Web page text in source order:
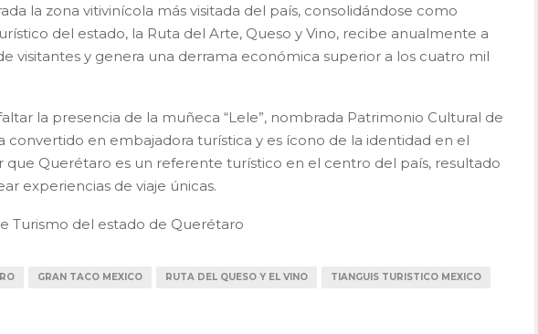
la zona vitivinícola más visitada del país, consolidándose como
del estado, la Ruta del Arte, Queso y Vino, recibe anualmente a
visitantes y genera una derrama económica superior a los cuatro mil
la presencia de la muñeca “Lele”, nombrada Patrimonio Cultural de
convertido en embajadora turística y es ícono de la identidad en el
que Querétaro es un referente turístico en el centro del país, resultado
experiencias de viaje únicas.
Turismo del estado de Querétaro
GRAN TACO MEXICO RUTA DEL QUESO Y EL VINO TIANGUIS TURISTICO MEXICO